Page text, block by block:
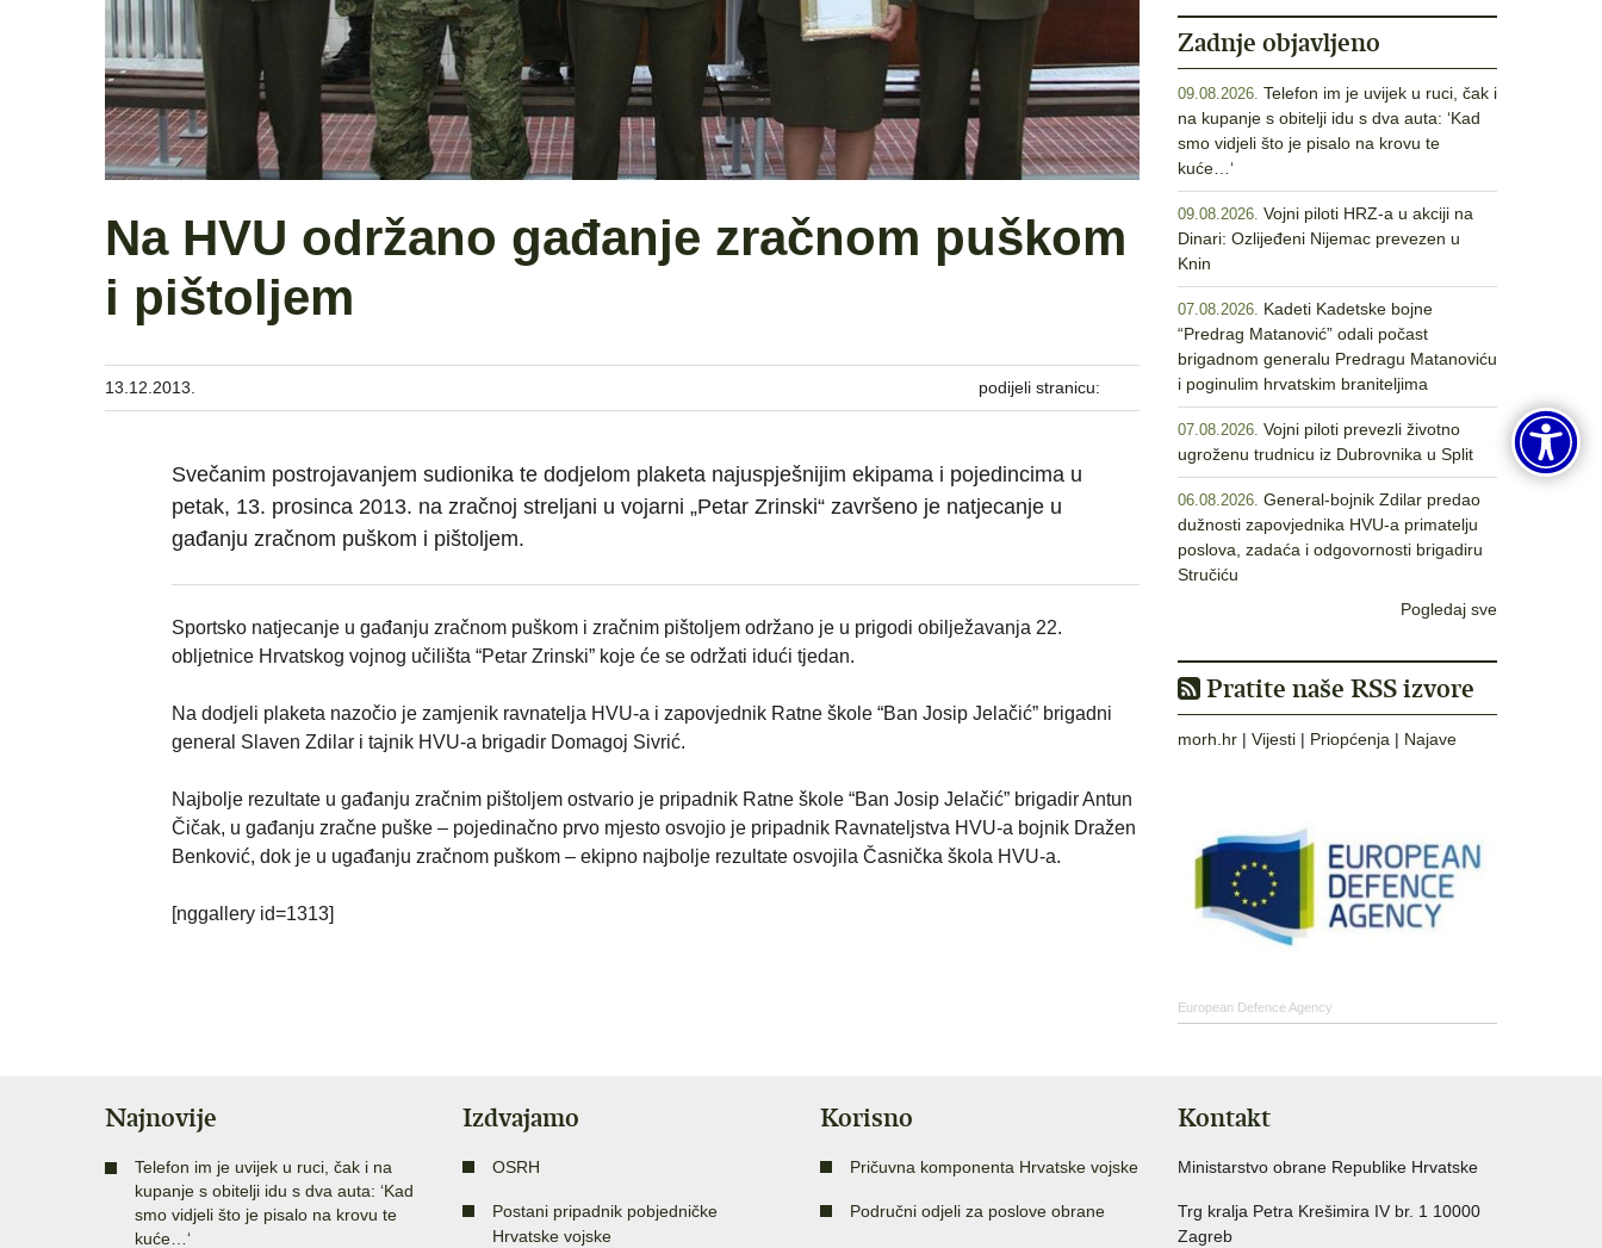
Na HVU održano gađanje zračnom puškom
i pištoljem
13.12.2013. podijeli stranicu:
Svečanim postrojavanjem sudionika te dodjelom plaketa najuspješnijim ekipama i pojedincima u
petak, 13. prosinca 2013. na zračnoj streljani u vojarni „Petar Zrinski“ završeno je natjecanje u
gađanju zračnom puškom i pištoljem.
Sportsko natjecanje u gađanju zračnom puškom i zračnim pištoljem održano je u prigodi obilježavanja 22.
obljetnice Hrvatskog vojnog učilišta “Petar Zrinski” koje će se održati idući tjedan.
Na dodjeli plaketa nazočio je zamjenik ravnatelja HVU-a i zapovjednik Ratne škole “Ban Josip Jelačić” brigadni
general Slaven Zdilar i tajnik HVU-a brigadir Domagoj Sivrić.
Najbolje rezultate u gađanju zračnim pištoljem ostvario je pripadnik Ratne škole “Ban Josip Jelačić” brigadir Antun
Čičak, u gađanju zračne puške – pojedinačno prvo mjesto osvojio je pripadnik Ravnateljstva HVU-a bojnik Dražen
Benković, dok je u ugađanju zračnom puškom – ekipno najbolje rezultate osvojila Časnička škola HVU-a.
[nggallery id=1313]
Zadnje objavljeno
09.08.2026. Telefon im je uvijek u ruci, čak i
na kupanje s obitelji idu s dva auta: ‘Kad
smo vidjeli što je pisalo na krovu te
kuće…‘
09.08.2026. Vojni piloti HRZ-a u akciji na
Dinari: Ozlijeđeni Nijemac prevezen u
Knin
07.08.2026. Kadeti Kadetske bojne
“Predrag Matanović” odali počast
brigadnom generalu Predragu Matanoviću
i poginulim hrvatskim braniteljima
07.08.2026. Vojni piloti prevezli životno
ugroženu trudnicu iz Dubrovnika u Split
06.08.2026. General-bojnik Zdilar predao
dužnosti zapovjednika HVU-a primatelju
poslova, zadaća i odgovornosti brigadiru
Stručiću
Pogledaj sve
Pratite naše RSS izvore
morh.hr | Vijesti | Priopćenja | Najave
European Defence Agency
Najnovije
Telefon im je uvijek u ruci, čak i na
kupanje s obitelji idu s dva auta: ‘Kad
smo vidjeli što je pisalo na krovu te
kuće…‘
Izdvajamo
OSRH
Postani pripadnik pobjedničke
Hrvatske vojske
Korisno
Pričuvna komponenta Hrvatske vojske
Područni odjeli za poslove obrane
Kontakt
Ministarstvo obrane Republike Hrvatske
Trg kralja Petra Krešimira IV br. 1 10000
Zagreb